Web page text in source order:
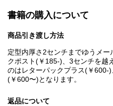
書籍の購入について
商品引き渡し方法
定型内厚さ2センチまでゆうメ
クポスト(￥185-)、3センチを越
のはレターパックプラス(￥600-
(￥600〜)となります。
返品について